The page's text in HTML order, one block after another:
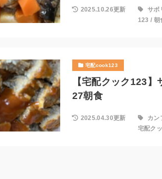
2025.10.26更新 サボ
123 / 朝
宅配cook123
【宅配クック123
27朝食
2025.04.30更新 カン
宅配ク